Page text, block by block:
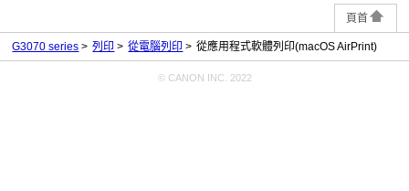
頁首
G3070 series 列印 從電腦列印 從應用程式軟體列印(macOS AirPrint)
© CANON INC. 2022